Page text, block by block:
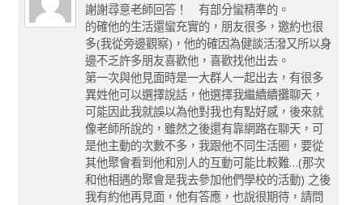
謝謝尋意老師回答！ 有部分蠻精準的。
的確他的生活還蠻充實的，朋友很多，邀約也很
多(我從旁邊觀察)，他的確因為健談活潑又所以身
邊不乏許多朋友喜歡他，喜歡找他出去。
第一次與他見面時是一大群人一起出去，有很多
異姓他可以選擇說話，他選擇我繼續續攤聊天，
可能因此我就誤以為他對我也有點好感，後來就
像老師所說的，雖然之後還有靠網路在聊天，可
是他主動的次數不多，我跟他不同生活圈，要從
其他聚會看到他和別人的互動可能比較難…(那次
和他相遇的聚會是我去參加他們學校的活動) 之後
我有約他再見面，他有答應，也說很期待，請問